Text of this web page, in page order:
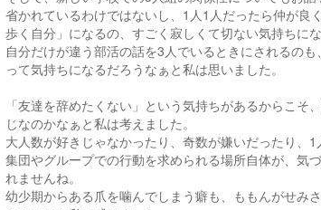
省かれているわけではないし、1人1人だったら仲が
歩く自分」になるの、すごく寂しくて切ない気持ちに
自分だけが違う部活の話を3人でいるときにされるの
って気持ちになるだろうなぁと私は思いました。
「友達を辞めたくない」という気持ちがあるからこ
じなのかなぁと私は考えました。
大人数が好きじゃなかったり、奇数が嫌いだったり、
集団やグループでの行動を求められる場所自体が、気
れませんね。
幼少期からある爪を噛んでしまう癖も、ももんがせみ